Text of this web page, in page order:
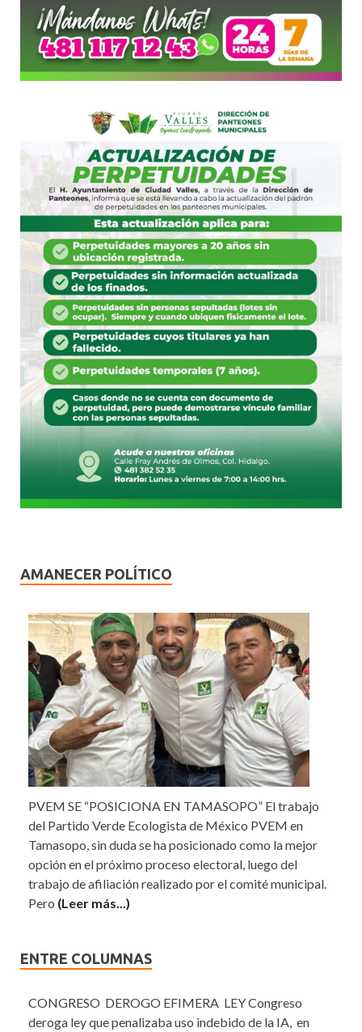
AMANECER POLÍTICO
PVEM SE “POSICIONA EN TAMASOPO” El trabajo
del Partido Verde Ecologista de México PVEM en
Tamasopo, sin duda se ha posicionado como la mejor
opción en el próximo proceso electoral, luego del
trabajo de afiliación realizado por el comité municipal.
Pero (Leer más...)
ENTRE COLUMNAS
CONGRESO DEROGO EFIMERA LEY Congreso
deroga ley que penalizaba uso indebido de la IA, en